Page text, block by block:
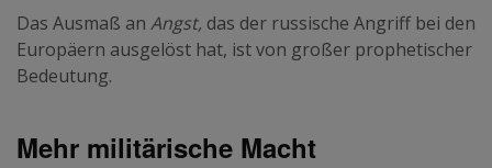
Das Ausmaß an Angst, das der russische Angriff bei den
Europäern ausgelöst hat, ist von großer prophetischer
Bedeutung.
Mehr militärische Macht